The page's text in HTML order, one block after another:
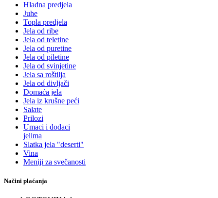
Hladna predjela
Juhe
Topla predjela
Jela od ribe
Jela od teletine
Jela od puretine
Jela od piletine
Jela od svinjetine
Jela sa roštilja
Jela od divljači
Domaća jela
Jela iz krušne peći
Salate
Prilozi
Umaci i dodaci
jelima
Slatka jela "deserti"
Vina
Meniji za svečanosti
Načini plaćanja